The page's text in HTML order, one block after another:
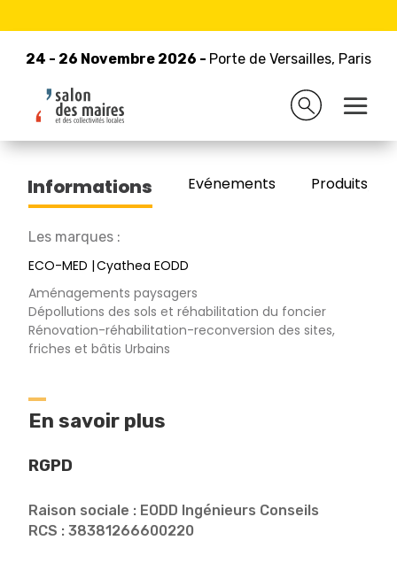
24 - 26 Novembre 2026 - Porte de Versailles, Paris
24 - 26 Novembre 2026 - Porte de Versailles, Paris
Retour à la liste des exposants
EODD Ingenieurs Conseils
Informations Evénements Produits/
Les marques :
ECO-MED Cyathea EODD
Aménagements paysagers
Dépollutions des sols et réhabilitation du foncier
Rénovation-réhabilitation-reconversion des sites,
friches et bâtis Urbains
En savoir plus
RGPD
Raison sociale : EODD Ingénieurs Conseils
RCS : 38381266600220